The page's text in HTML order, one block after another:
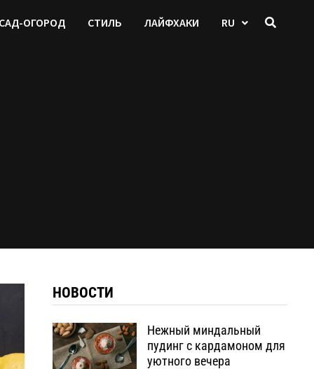
САД-ОГОРОД СТИЛЬ ЛАЙФХАКИ RU
НОВОСТИ
Нежный миндальный
пудинг с кардамоном для
уютного вечера